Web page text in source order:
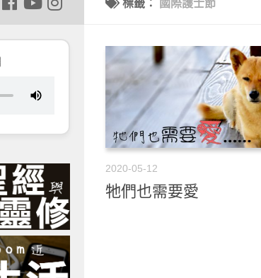
標籤： 國際護士節
2020-05-12
牠們也需要愛